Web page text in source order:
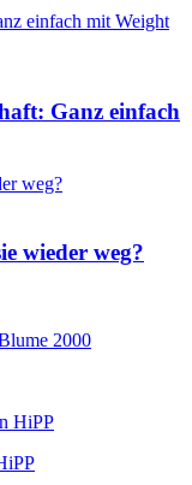
Ganz einfach
wieder weg?